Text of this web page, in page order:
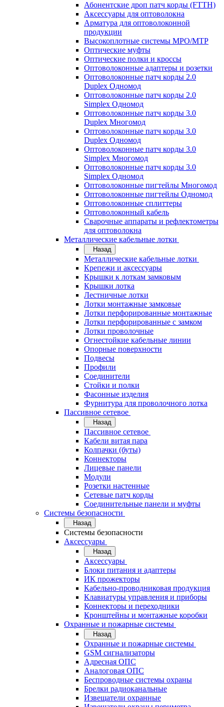
Абонентские дроп патч корды (FTTH)
Аксессуары для оптоволокна
Арматура для оптоволоконной
продукции
Высокоплотные системы MPO/MTP
Оптические муфты
Оптические полки и кроссы
Оптоволоконные адаптеры и розетки
Оптоволоконные патч корды 2.0
Duplex Одномод
Оптоволоконные патч корды 2.0
Simplex Одномод
Оптоволоконные патч корды 3.0
Duplex Многомод
Оптоволоконные патч корды 3.0
Duplex Одномод
Оптоволоконные патч корды 3.0
Simplex Многомод
Оптоволоконные патч корды 3.0
Simplex Одномод
Оптоволоконные пигтейлы Многомод
Оптоволоконные пигтейлы Одномод
Оптоволоконные сплиттеры
Оптоволоконный кабель
Сварочные аппараты и рефлектометры
для оптоволокна
Металлические кабельные лотки
Назад
Металлические кабельные лотки
Крепежи и аксессуары
Крышки к лоткам замковым
Крышки лотка
Лестничные лотки
Лотки монтажные замковые
Лотки перфорированные монтажные
Лотки перфорированные с замком
Лотки проволочные
Огнестойкие кабельные линии
Опорные поверхности
Подвесы
Профили
Соединители
Стойки и полки
Фасонные изделия
Фурнитура для проволочного лотка
Пассивное сетевое
Назад
Пассивное сетевое
Кабели витая пара
Колпачки (буты)
Коннекторы
Лицевые панели
Модули
Розетки настенные
Сетевые патч корды
Соединительные панели и муфты
Системы безопасности
Назад
Системы безопасности
Аксессуары
Назад
Аксессуары
Блоки питания и адаптеры
ИК прожекторы
Кабельно-проводниковая продукция
Клавиатуры управления и приборы
Коннекторы и переходники
Кронштейны и монтажные коробки
Охранные и пожарные системы
Назад
Охранные и пожарные системы
GSM сигнализаторы
Адресная ОПС
Аналоговая ОПС
Беспроводные системы охраны
Брелки радиоканальные
Извещатели охранные